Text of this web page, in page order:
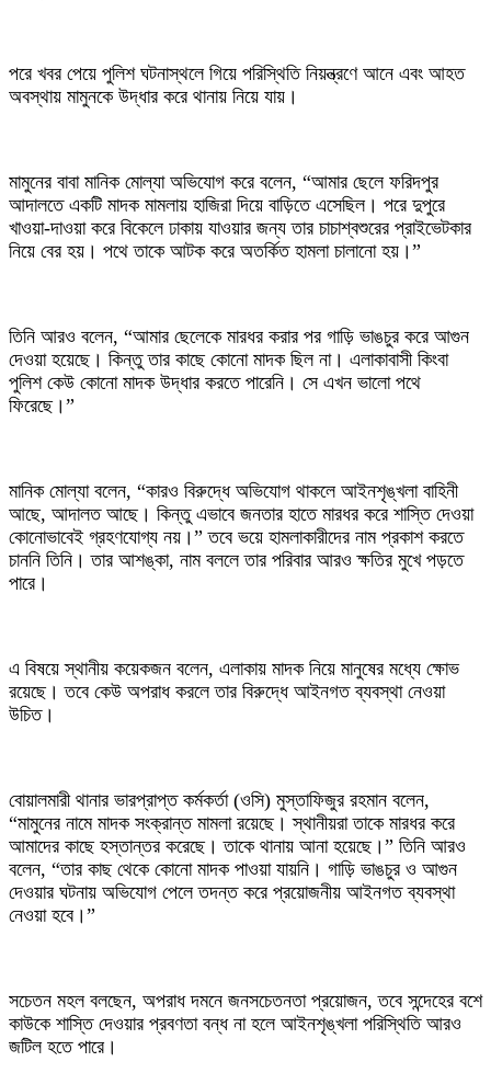
পরে খবর পেয়ে পুলিশ ঘটনাস্থলে গিয়ে পরিস্থিতি নিয়ন্ত্রণে আনে এবং আহত
অবস্থায় মামুনকে উদ্ধার করে থানায় নিয়ে যায়।
মামুনের বাবা মানিক মোল্যা অভিযোগ করে বলেন, “আমার ছেলে ফরিদপুর
আদালতে একটি মাদক মামলায় হাজিরা দিয়ে বাড়িতে এসেছিল। পরে দুপুরে
খাওয়া-দাওয়া করে বিকেলে ঢাকায় যাওয়ার জন্য তার চাচাশ্বশুরের প্রাইভেটকার
নিয়ে বের হয়। পথে তাকে আটক করে অতর্কিত হামলা চালানো হয়।”
তিনি আরও বলেন, “আমার ছেলেকে মারধর করার পর গাড়ি ভাঙচুর করে আগুন
দেওয়া হয়েছে। কিন্তু তার কাছে কোনো মাদক ছিল না। এলাকাবাসী কিংবা
পুলিশ কেউ কোনো মাদক উদ্ধার করতে পারেনি। সে এখন ভালো পথে
ফিরেছে।”
মানিক মোল্যা বলেন, “কারও বিরুদ্ধে অভিযোগ থাকলে আইনশৃঙ্খলা বাহিনী
আছে, আদালত আছে। কিন্তু এভাবে জনতার হাতে মারধর করে শাস্তি দেওয়া
কোনোভাবেই গ্রহণযোগ্য নয়।” তবে ভয়ে হামলাকারীদের নাম প্রকাশ করতে
চাননি তিনি। তার আশঙ্কা, নাম বললে তার পরিবার আরও ক্ষতির মুখে পড়তে
পারে।
এ বিষয়ে স্থানীয় কয়েকজন বলেন, এলাকায় মাদক নিয়ে মানুষের মধ্যে ক্ষোভ
রয়েছে। তবে কেউ অপরাধ করলে তার বিরুদ্ধে আইনগত ব্যবস্থা নেওয়া
উচিত।
বোয়ালমারী থানার ভারপ্রাপ্ত কর্মকর্তা (ওসি) মুস্তাফিজুর রহমান বলেন,
“মামুনের নামে মাদক সংক্রান্ত মামলা রয়েছে। স্থানীয়রা তাকে মারধর করে
আমাদের কাছে হস্তান্তর করেছে। তাকে থানায় আনা হয়েছে।” তিনি আরও
বলেন, “তার কাছ থেকে কোনো মাদক পাওয়া যায়নি। গাড়ি ভাঙচুর ও আগুন
দেওয়ার ঘটনায় অভিযোগ পেলে তদন্ত করে প্রয়োজনীয় আইনগত ব্যবস্থা
নেওয়া হবে।”
সচেতন মহল বলছেন, অপরাধ দমনে জনসচেতনতা প্রয়োজন, তবে সন্দেহের বশে
কাউকে শাস্তি দেওয়ার প্রবণতা বন্ধ না হলে আইনশৃঙ্খলা পরিস্থিতি আরও
জটিল হতে পারে।